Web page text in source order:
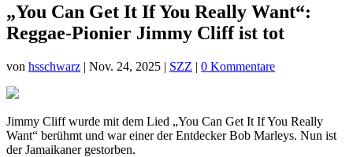
„You Can Get It If You Really Want“:
Reggae-Pionier Jimmy Cliff ist tot
von hsschwarz | Nov. 24, 2025 | SZZ | 0 Kommentare
Jimmy Cliff wurde mit dem Lied „You Can Get It If You Really
Want“ berühmt und war einer der Entdecker Bob Marleys. Nun ist
der Jamaikaner gestorben.